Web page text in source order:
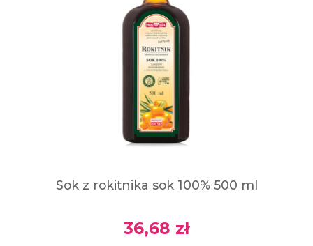
Sok z rokitnika sok 100% 500 ml
36,68 zł